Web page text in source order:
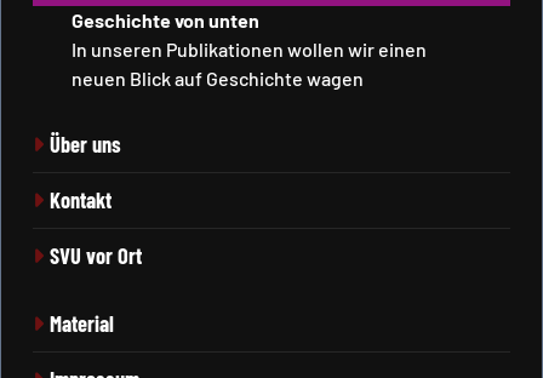
Geschichte von unten
In unseren Publikationen wollen wir einen
neuen Blick auf Geschichte wagen
Über uns
Kontakt
SVU vor Ort
Material